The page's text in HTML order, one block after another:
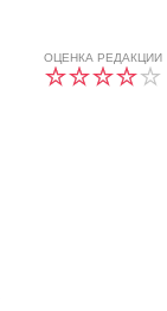
ОЦЕНКА РЕДАКЦИИ